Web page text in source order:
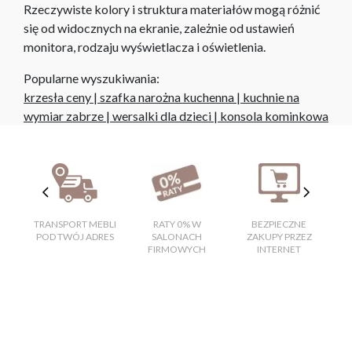
Rzeczywiste kolory i struktura materiałów mogą różnić
się od widocznych na ekranie, zależnie od ustawień
monitora, rodzaju wyświetlacza i oświetlenia.
Popularne wyszukiwania:
krzesła ceny | szafka narożna kuchenna | kuchnie na
wymiar zabrze | wersalki dla dzieci | konsola kominkowa
TRANSPORT MEBLI
POD TWÓJ ADRES
RATY 0% W
SALONACH
FIRMOWYCH
BEZPIECZNE
ZAKUPY PRZEZ
INTERNET